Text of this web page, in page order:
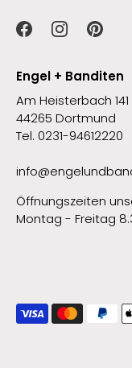
Engel + Banditen
Am Heisterbach 141
44265 Dortmund
Tel. 0231-94612220
Öffnungszeiten
Montag - Freitag